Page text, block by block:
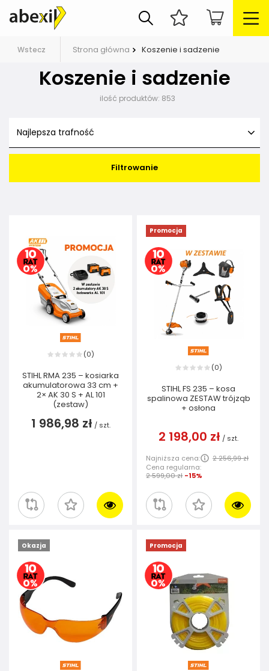
Wstecz Strona główna Koszenie i sadzenie
Koszenie i sadzenie
ilość produktów: 853
Najlepsza trafność
Filtrowanie
(0)
STIHL RMA 235 – kosiarka
akumulatorowa 33 cm +
2× AK 30 S + AL 101
(zestaw)
1 986,98 zł / szt.
Promocja
(0)
STIHL FS 235 – kosa
spalinowa ZESTAW trójząb
+ osłona
2 198,00 zł / szt.
Najniższa cena:
2 256,99 zł
Cena regularna:
2 599,00 zł -15%
Okazja Promocja